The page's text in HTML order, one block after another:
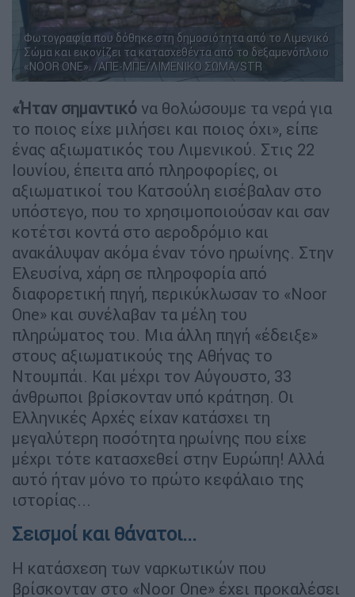
Φωτογραφία που δόθηκε στη δημοσιότητα από το Λιμενικό
Σώμα και εικονίζει τα κατασχεθέντα από το δεξαμενόπλοιο
«NOOR ONE». /ΑΠΕ-ΜΠΕ/ΛΙΜΕΝΙΚΟ ΣΩΜΑ/STR
«Ήταν σημαντικό να θολώσουμε τα νερά για
το ποιος είχε μιλήσει και ποιος όχι», είπε
ένας αξιωματικός του Λιμενικού. Στις 22
Ιουνίου, έπειτα από πληροφορίες, οι
αξιωματικοί του Κατσούλη εισέβαλαν στο
υπόστεγο, που το χρησιμοποιούσαν και σαν
κοτέτσι κοντά στο αεροδρόμιο και
ανακάλυψαν ακόμα έναν τόνο ηρωίνης. Στην
Ελευσίνα, χάρη σε πληροφορία από
διαφορετική πηγή, περικύκλωσαν το «Noor
One» και συνέλαβαν τα μέλη του
πληρώματος του. Μια άλλη πηγή «έδειξε»
στους αξιωματικούς της Αθήνας το
Ντουμπάι. Και μέχρι τον Αύγουστο, 33
άνθρωποι βρίσκονταν υπό κράτηση. Οι
Ελληνικές Αρχές είχαν κατάσχει τη
μεγαλύτερη ποσότητα ηρωίνης που είχε
μέχρι τότε κατασχεθεί στην Ευρώπη! Αλλά
αυτό ήταν μόνο το πρώτο κεφάλαιο της
ιστορίας...
Σεισμοί και θάνατοι...
Η κατάσχεση των ναρκωτικών που
βρίσκονταν στο «Noor One» έχει προκαλέσει